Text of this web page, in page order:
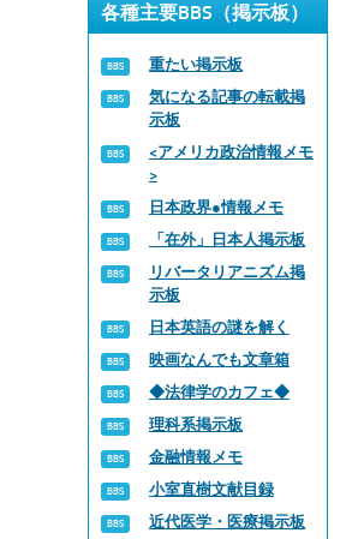
各種主要BBS（掲示板）
重たい掲示板
気になる記事の転載掲
示板
<アメリカ政治情報メモ
>
日本政界●情報メモ
「在外」日本人掲示板
リバータリアニズム掲
示板
日本英語の謎を解く
映画なんでも文章箱
◆法律学のカフェ◆
理科系掲示板
金融情報メモ
小室直樹文献目録
近代医学・医療掲示板